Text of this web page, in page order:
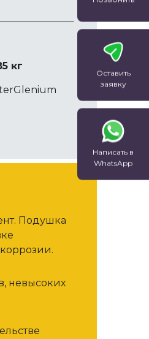
кг
Подушка
невысоких
Оставить
заявку
Написать в
WhatsApp